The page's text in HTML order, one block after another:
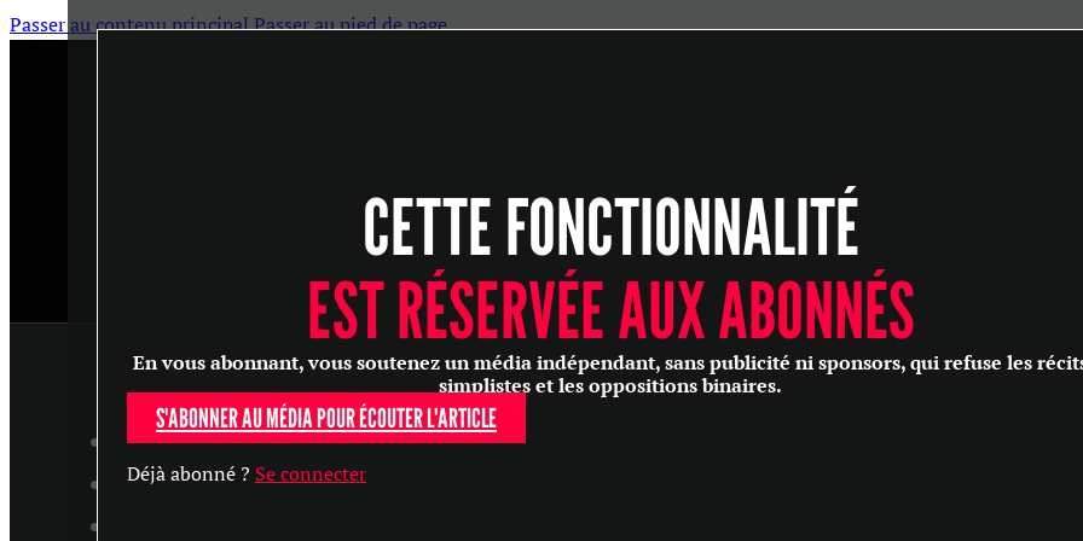
Passer au contenu principalPasser au pied de page
SANTÉ
PHILOSOPHIE
CULTURE
SOCIÉTÉ
ARTICLES
MASTERCLASS
CETTE FONCTIONNALITÉ
EST RÉSERVÉE AUX ABONNÉS
En vous abonnant, vous soutenez un média indépendant, sans publicité ni sponsors, qui refuse les
simplistes et les oppositions binaires.
S'ABONNER AU MÉDIA POUR ÉCOUTER L'ARTICLE
Déjà abonné ? Se connecter